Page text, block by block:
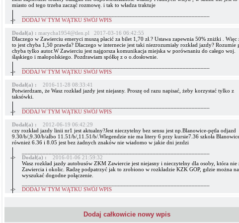
miasto od tego trzeba zacząć rozmowę. i tak to władza traktuje
->
DODAJ W TYM WĄTKU SWÓJ WPIS
Dodał(a) : marycha1954@tlen.pl 2017-03-16 06:42:55
Dlaczego w Zawierciu emeryci muszą płacić za bilet 1,70 zł.? Ustawa zapewnia 50% zniżki . Więc
to jest chyba 1,50 prawda? Dlaczego w internecie jest taki niezrozumiały rozkład jazdy? Rozumie
chyba tylko autor.W Zawierciu jest najgorsza komunikacja miejska w porównaniu do całego woj.
śląskiego i małopolskiego. Pozdrawiam spółkę z o o.dosłownie.
->
DODAJ W TYM WĄTKU SWÓJ WPIS
Dodał(a) :
2016-11-28 08:33:41
Potwierdzam, że Wasz rozkład jazdy jest niejasny. Proszę od razu napisać, żeby korzystać tylko z
taksówki.
->
DODAJ W TYM WĄTKU SWÓJ WPIS
Dodał(a) :
2012-06-19 06:42:29
czy rozkład jazdy linii nr1 jest aktualny?Jest nieczytelny bez sensu jest np.Blanowice-pętla odjazd
9.30/b/,9.30/b/albo 11.51/b/,11.51/b/.Wlegendzie nie ma litery 6 przy kursie7.36 szkoła
również 6.36 i 8.05 jest bez żadnych znaków nie wiadomo w jakie dni jezdzi
->
Dodał(a) :
2016-01-06 21:59:32
Wasz rozkład jazdy autobusów ZKM Zawiercie jest niejasny i nieczytelny dla osoby, która nie
Zawiercia i okolic. Radzę podpatrzyć jak to zrobiono w rozkładzie KZK GOP, gdzie można
wyszukać dogodne połączenie.
->
DODAJ W TYM WĄTKU SWÓJ WPIS
Dodaj całkowicie nowy wpis